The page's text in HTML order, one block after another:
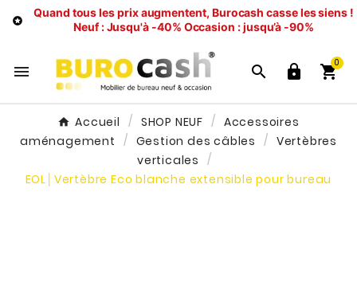

Quand tous les prix augmentent, Burocash casse les siens !
Neuf : Jusqu'à -40% Occasion : jusqu’à -90%
   
0
Accueil SHOP NEUF
Accessoires
aménagement
Gestion des câbles
Vertèbres
verticales
EOL│Vertèbre Eco blanche extensible pour bureau